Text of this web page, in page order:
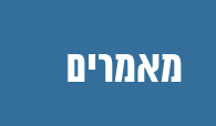
מאמרים